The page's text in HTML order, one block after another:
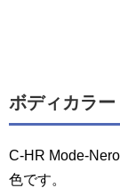
ボディカラー
C-HR Mode-
色です。